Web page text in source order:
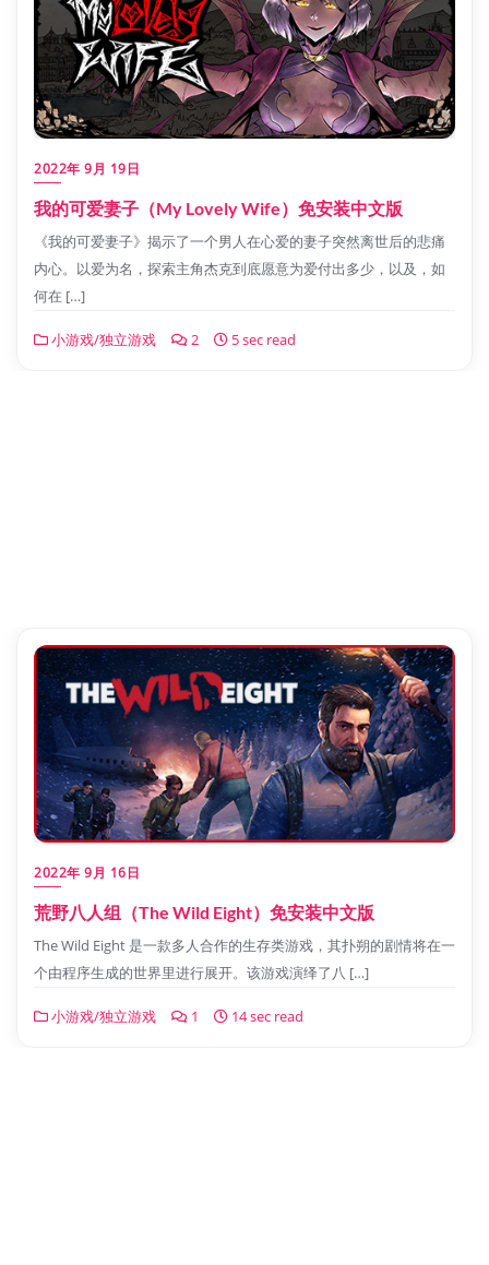
2022年 9月 19日
我的可爱妻子（My Lovely Wife）免安装中文版
《我的可爱妻子》揭示了一个男人在心爱的妻子突然离世后的悲痛
内心。以爱为名，探索主角杰克到底愿意为爱付出多少，以及，如
何在 […]
小游戏/独立游戏 2 5 sec read
2022年 9月 16日
荒野八人组（The Wild Eight）免安装中文版
The Wild Eight 是一款多人合作的生存类游戏，其扑朔的剧情将在一
个由程序生成的世界里进行展开。该游戏演绎了八 […]
小游戏/独立游戏 1 14 sec read